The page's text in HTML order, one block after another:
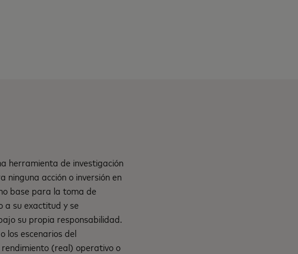
herramienta de investigación
ninguna acción o inversión en
base para la toma de
a su exactitud y se
su propia responsabilidad.
los escenarios del
(real) operativo o